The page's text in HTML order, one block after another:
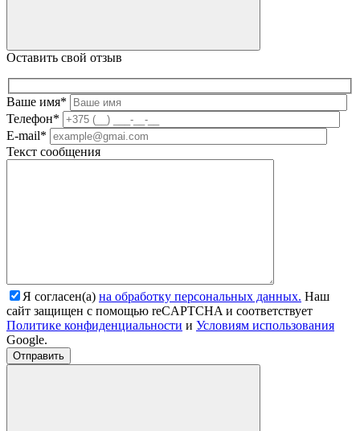
Оставить свой отзыв
Ваше имя*
Телефон*
E-mail*
Текст сообщения
Я согласен(а) на обработку персональных данных. Наш
сайт защищен с помощью reCAPTCHA и соответствует
Политике конфиденциальности и Условиям использования
Google.